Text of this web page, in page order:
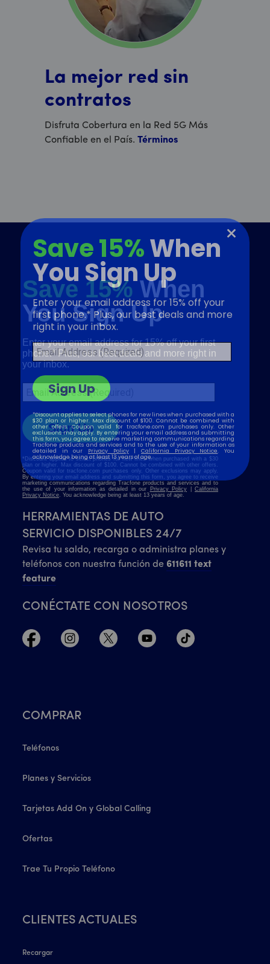
La mejor red sin
contratos
Disfruta Cobertura en la Red 5G Más
Confiable en el País. Términos
HERRAMIENTAS DE AUTO
SERVICIO DISPONIBLES 24/7
Revisa tu saldo, recarga o administra planes y
teléfonos con nuestra función de 611611 text
feature
CONÉCTATE CON NOSOTROS
COMPRAR
Teléfonos
Planes y Servicios
Tarjetas Add On y Global Calling
Ofertas
Trae Tu Propio Teléfono
CLIENTES ACTUALES
Recargar